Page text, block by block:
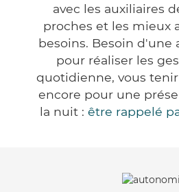
avec les auxiliaires
proches et les mieux
besoins. Besoin d'une
pour réaliser les
quotidienne, vous
encore pour une
la nuit : être rappelé